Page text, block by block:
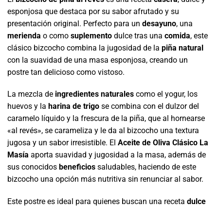
esponjosa que destaca por su sabor afrutado y su
presentación original. Perfecto para un desayuno, una
merienda o como suplemento dulce tras una comida, este
clásico bizcocho combina la jugosidad de la piña natural
con la suavidad de una masa esponjosa, creando un
postre tan delicioso como vistoso.
La mezcla de ingredientes naturales como el yogur, los
huevos y la harina de trigo se combina con el dulzor del
caramelo líquido y la frescura de la piña, que al hornearse
«al revés», se carameliza y le da al bizcocho una textura
jugosa y un sabor irresistible. El Aceite de Oliva Clásico La
Masía aporta suavidad y jugosidad a la masa, además de
sus conocidos beneficios saludables, haciendo de este
bizcocho una opción más nutritiva sin renunciar al sabor.
Este postre es ideal para quienes buscan una receta dulce